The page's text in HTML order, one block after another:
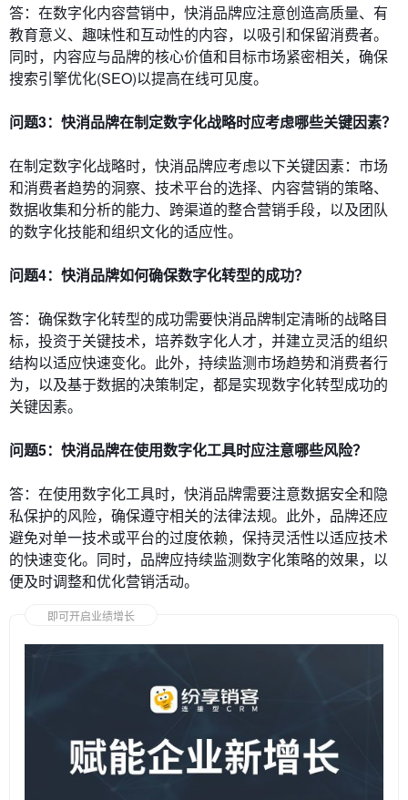
答：在数字化内容营销中，快消品牌应注意创造高质量、有
教育意义、趣味性和互动性的内容，以吸引和保留消费者。
同时，内容应与品牌的核心价值和目标市场紧密相关，确保
搜索引擎优化(SEO)以提高在线可见度。
问题3：快消品牌在制定数字化战略时应考虑哪些关键因素？
在制定数字化战略时，快消品牌应考虑以下关键因素：市场
和消费者趋势的洞察、技术平台的选择、内容营销的策略、
数据收集和分析的能力、跨渠道的整合营销手段，以及团队
的数字化技能和组织文化的适应性。
问题4：快消品牌如何确保数字化转型的成功？
答：确保数字化转型的成功需要快消品牌制定清晰的战略目
标，投资于关键技术，培养数字化人才，并建立灵活的组织
结构以适应快速变化。此外，持续监测市场趋势和消费者行
为，以及基于数据的决策制定，都是实现数字化转型成功的
关键因素。
问题5：快消品牌在使用数字化工具时应注意哪些风险？
答：在使用数字化工具时，快消品牌需要注意数据安全和隐
私保护的风险，确保遵守相关的法律法规。此外，品牌还应
避免对单一技术或平台的过度依赖，保持灵活性以适应技术
的快速变化。同时，品牌应持续监测数字化策略的效果，以
便及时调整和优化营销活动。
即可开启业绩增长